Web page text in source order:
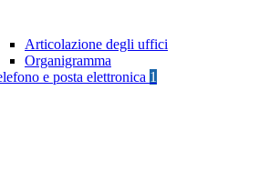
Articolazione degli uffici
Organigramma
e posta elettronica 1